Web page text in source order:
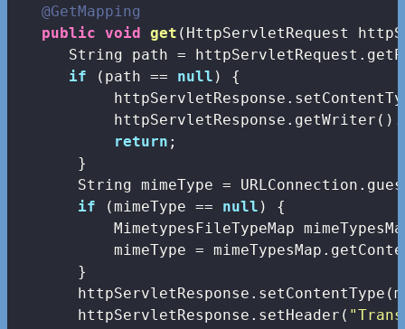
@GetMapping
public void get (HttpServletRequest
String path =
if (path == null ) {
return ;
       }
String mimeType =
if (mimeType == null ) {
MimetypesFileTypeMap
mimeType =
       }
       httpServletResponse.setHeader(